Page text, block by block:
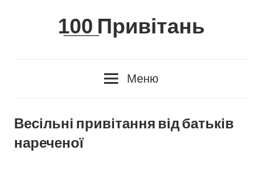
1̲0̲0̲ Привітань
Меню
Весільні привітання від батьків
нареченої